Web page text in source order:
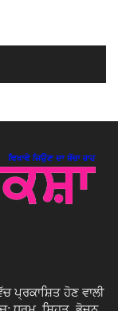
ਪ੍ਰਕਾਸ਼ਿਤ ਹੋਣ ਵਾਲੀ